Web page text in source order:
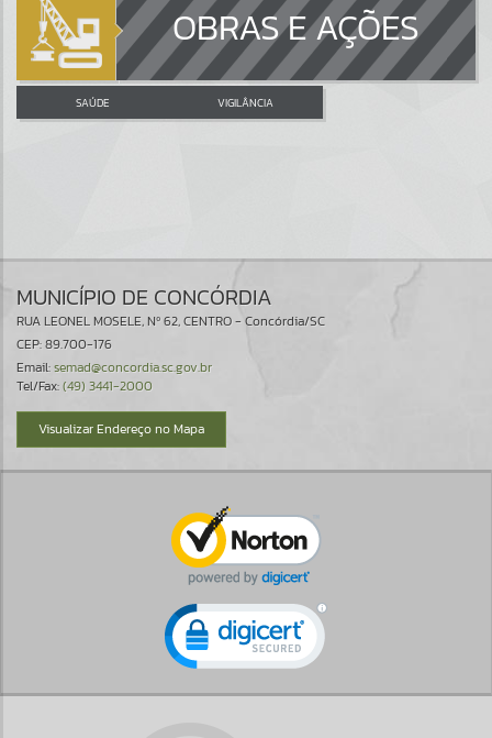
OBRAS E AÇÕES
SAÚDE VIGILÂNCIA
MUNICÍPIO DE CONCÓRDIA
RUA LEONEL MOSELE, Nº 62, CENTRO - Concórdia/SC
CEP: 89.700-176
Email:semad@concordia.sc.gov.br
Tel/Fax:(49) 3441-2000
Visualizar Endereço no Mapa